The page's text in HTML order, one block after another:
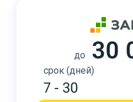
до 30
срок (дней)
7 - 30